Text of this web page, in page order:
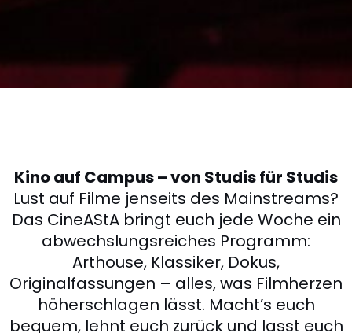
Kino auf Campus – von Studis für Studis
Lust auf Filme jenseits des Mainstreams?
Das CineAStA bringt euch jede Woche ein
abwechslungsreiches Programm:
Arthouse, Klassiker, Dokus,
Originalfassungen – alles, was Filmherzen
höherschlagen lässt. Macht’s euch
bequem, lehnt euch zurück und lasst euch